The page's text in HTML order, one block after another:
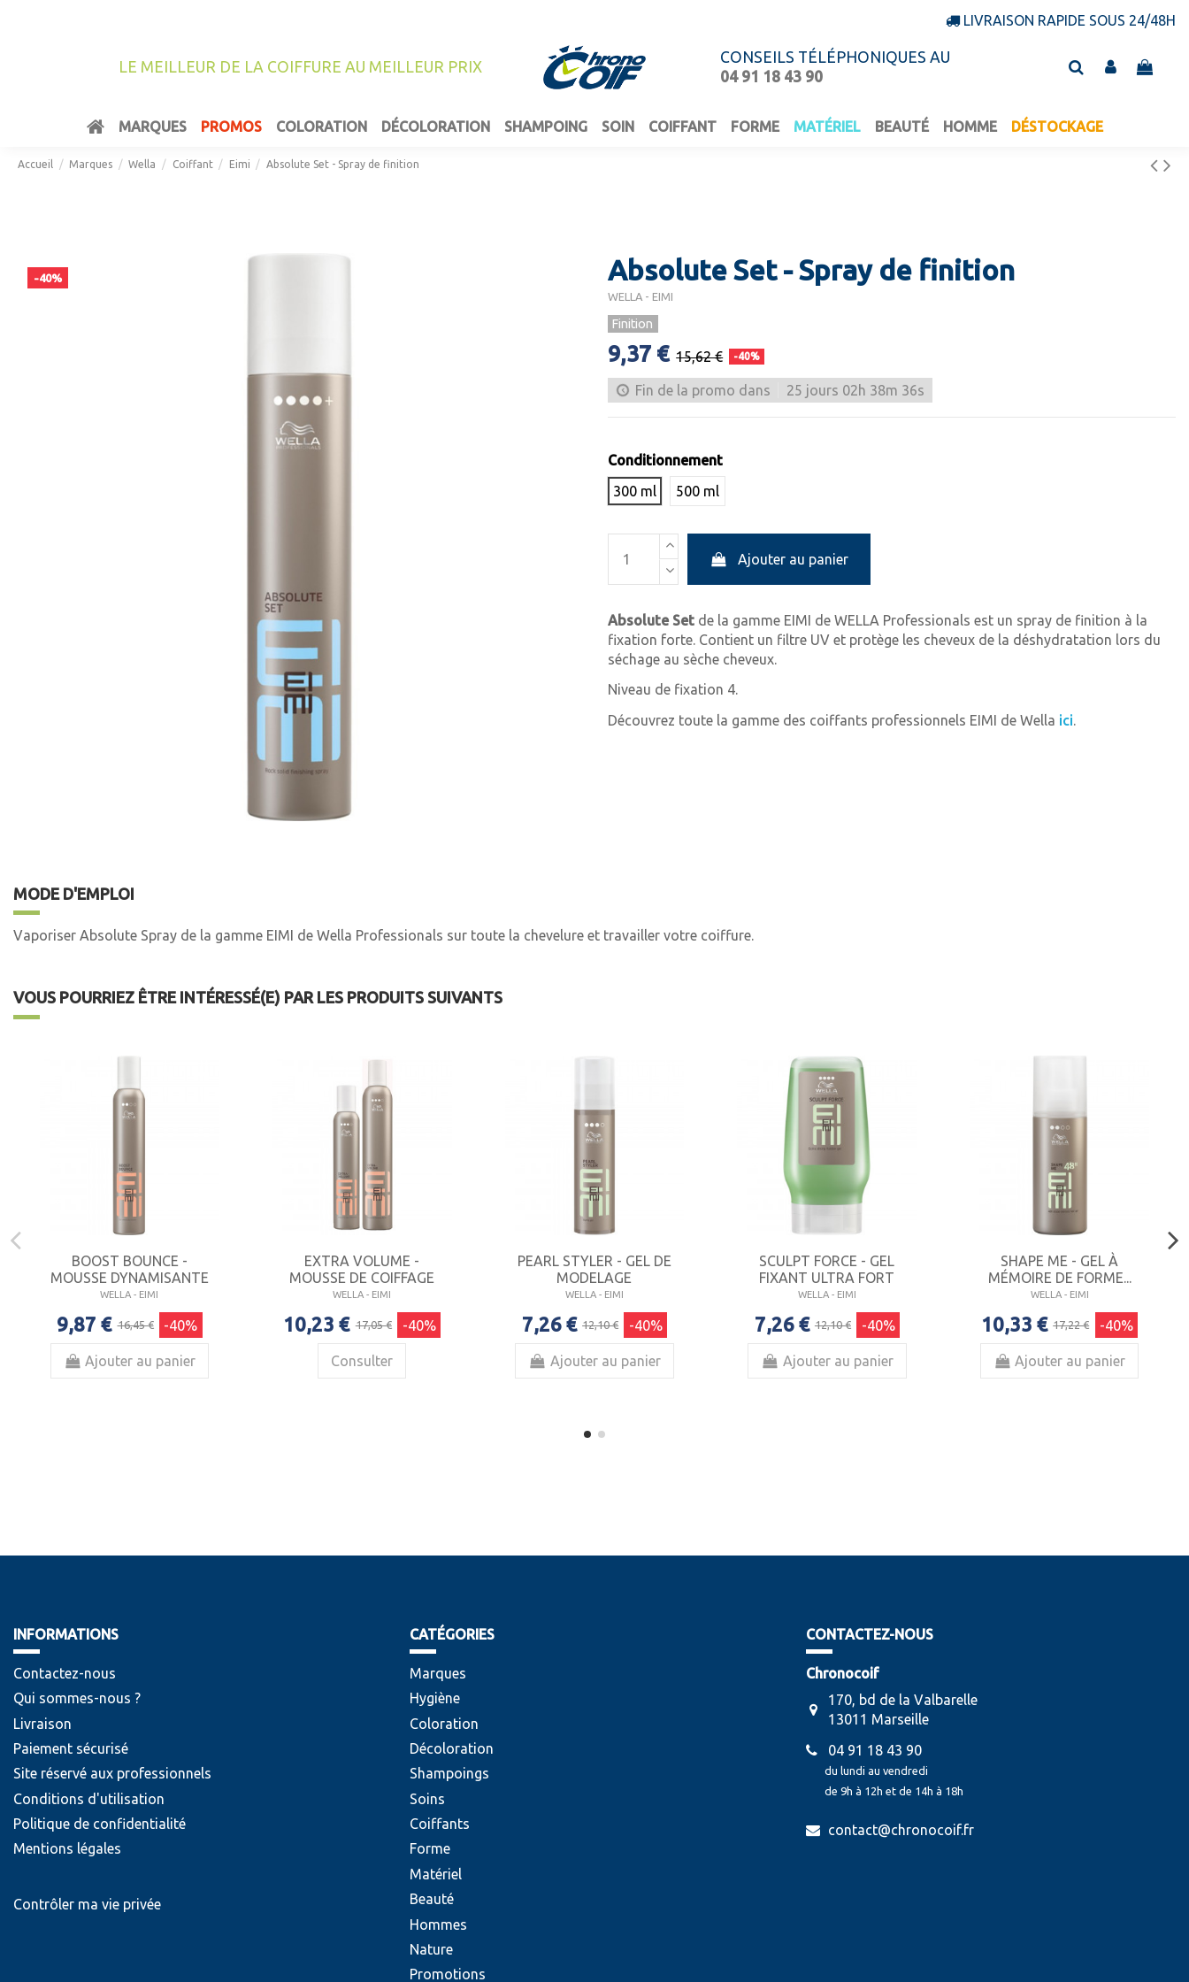
LIVRAISON RAPIDE SOUS 24/48H
LE MEILLEUR DE LA COIFFURE AU MEILLEUR PRIX
CONSEILS TÉLÉPHONIQUES AU
04 91 18 43 90
MARQUES PROMOS COLORATION DÉCOLORATION SHAMPOING SOIN COIFFANT FORME MATÉRIEL BEAUTÉ HOMME DÉSTOCKAGE
Accueil Marques Wella Coiffant Eimi Absolute Set - Spray de finition
-40% Absolute Set - Spray de finition
WELLA - EIMI
Finition
9,37 € 15,62 € -40%
Fin de la promo dans 25 jours 02h 38m 36s
Conditionnement
300 ml
500 ml
Ajouter au panier
Absolute Set de la gamme EIMI de WELLA Professionals est un spray de finition à la
fixation forte. Contient un filtre UV et protège les cheveux de la déshydratation lors du
séchage au sèche cheveux.
Niveau de fixation 4.
Découvrez toute la gamme des coiffants professionnels EIMI de Wella ici.
MODE D'EMPLOI
Vaporiser Absolute Spray de la gamme EIMI de Wella Professionals sur toute la chevelure et travailler votre coiffure.
VOUS POURRIEZ ÊTRE INTÉRESSÉ(E) PAR LES PRODUITS SUIVANTS
BOOST BOUNCE -
MOUSSE DYNAMISANTE
WELLA - EIMI
9,87 € 16,45 € -40%
Ajouter au panier
EXTRA VOLUME -
MOUSSE DE COIFFAGE
WELLA - EIMI
10,23 € 17,05 € -40%
Consulter
PEARL STYLER - GEL DE
MODELAGE
WELLA - EIMI
7,26 € 12,10 € -40%
Ajouter au panier
SCULPT FORCE - GEL
FIXANT ULTRA FORT
WELLA - EIMI
7,26 € 12,10 € -40%
Ajouter au panier
SHAPE ME - GEL À
MÉMOIRE DE FORME...
WELLA - EIMI
10,33 € 17,22 € -40%
Ajouter au panier
INFORMATIONS
Contactez-nous
Qui sommes-nous ?
Livraison
Paiement sécurisé
Site réservé aux professionnels
Conditions d'utilisation
Politique de confidentialité
Mentions légales
Contrôler ma vie privée
CATÉGORIES
Marques
Hygiène
Coloration
Décoloration
Shampoings
Soins
Coiffants
Forme
Matériel
Beauté
Hommes
Nature
Promotions
CONTACTEZ-NOUS
Chronocoif
170, bd de la Valbarelle
13011 Marseille
04 91 18 43 90
du lundi au vendredi
de 9h à 12h et de 14h à 18h
contact@chronocoif.fr